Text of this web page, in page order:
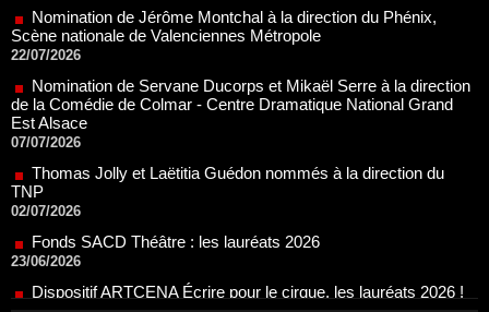
Nomination de Servane Ducorps et Mikaël Serre à la direction
de la Comédie de Colmar - Centre Dramatique National Grand
Est Alsace
Thomas Jolly et Laëtitia Guédon nommés à la direction du
TNP
02/07/2026
Fonds SACD Théâtre : les lauréats 2026
23/06/2026
20/06/2026
18/06/2026